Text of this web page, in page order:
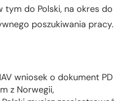
tym do Polski, na okres do
poszukiwania pracy.
wniosek o dokument PD
z Norwegii,